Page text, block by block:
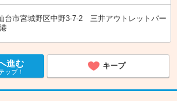
台市宮城野区中野3-7-2 三井アウトレットパー
進む
ップ！
キープ